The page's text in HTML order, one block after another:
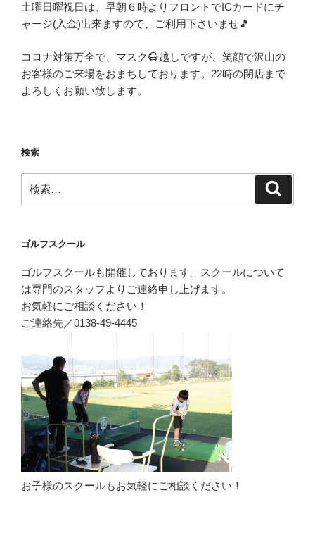
土曜日曜祝日は、早朝６時よりフロントでICカードにチ
ャージ(入金)出来ますので、ご利用下さいませ🎵
コロナ対策万全で、マスク😷越しですが、笑顔で沢山の
お客様のご来場をおまちしております。22時の閉店まで
よろしくお願い致します。
検索
索:
ゴルフスクール
ゴルフスクールも開催しております。スクールについて
は専門のスタッフよりご連絡申し上げます。
お気軽にご相談ください！
ご連絡先／0138-49-4445
お子様のスクールもお気軽にご相談ください！